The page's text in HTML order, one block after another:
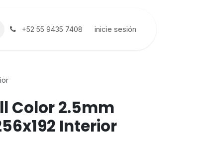
+52 55 9435 7408 inicie sesión
Color 2.5mm
Interior